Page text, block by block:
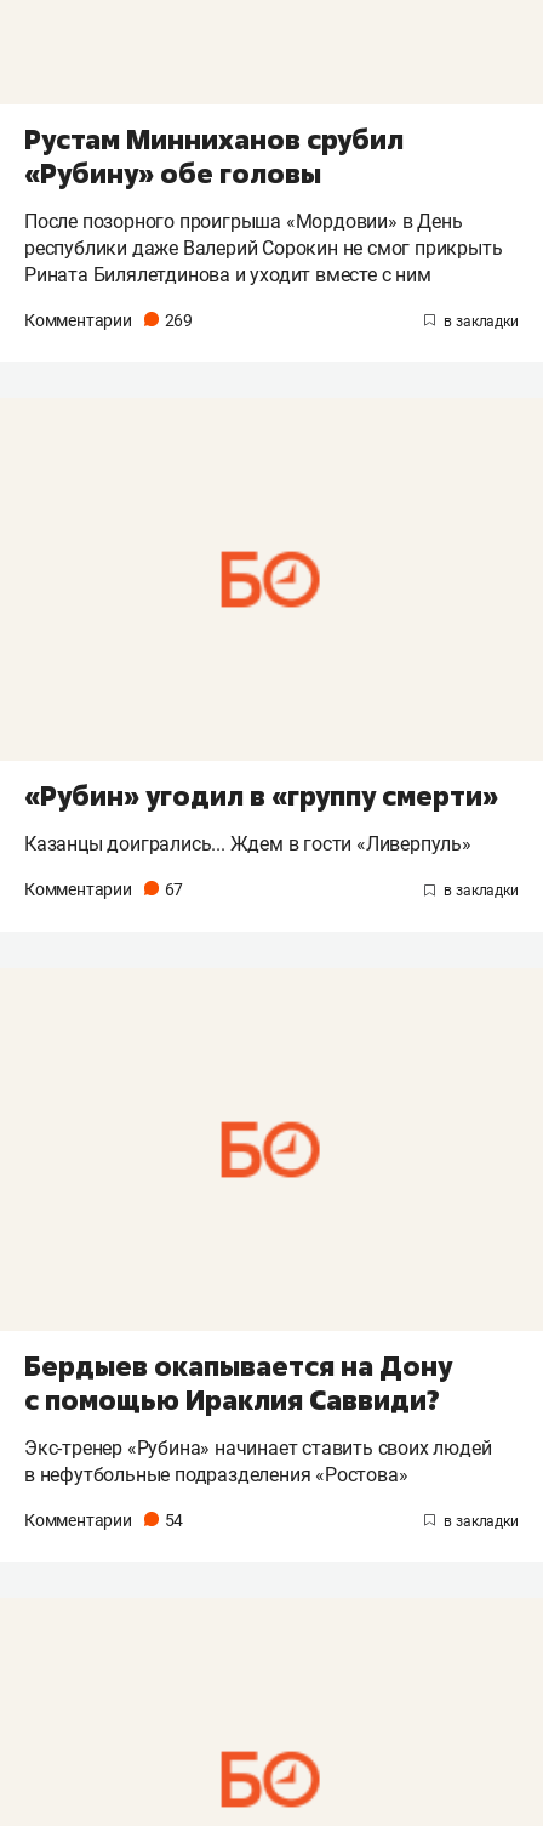
Рустам Минниханов срубил
«Рубину» обе головы
После позорного проигрыша «Мордовии» в День
республики даже Валерий Сорокин не смог прикрыть
Рината Билялетдинова и уходит вместе с ним
Комментарии 269
«Рубин» угодил в «группу смерти»
Казанцы доигрались... Ждем в гости «Ливерпуль»
Комментарии 67
Бердыев окапывается на Дону
с помощью Ираклия Саввиди?
Экс-тренер «Рубина» начинает ставить своих людей
в нефутбольные подразделения «Ростова»
Комментарии 54